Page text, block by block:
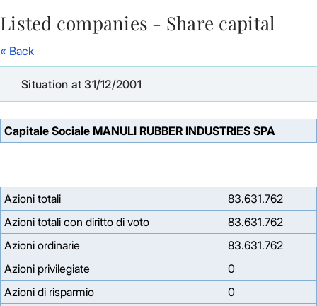
Skip to Main Content
Listed companies - Share capital
« Back
Situation at 31/12/2001
Capitale Sociale MANULI RUBBER INDUSTRIES SPA
Azioni totali
83.631.762
Azioni totali con diritto di voto
83.631.762
Azioni ordinarie
83.631.762
Azioni privilegiate
0
Azioni di risparmio
0